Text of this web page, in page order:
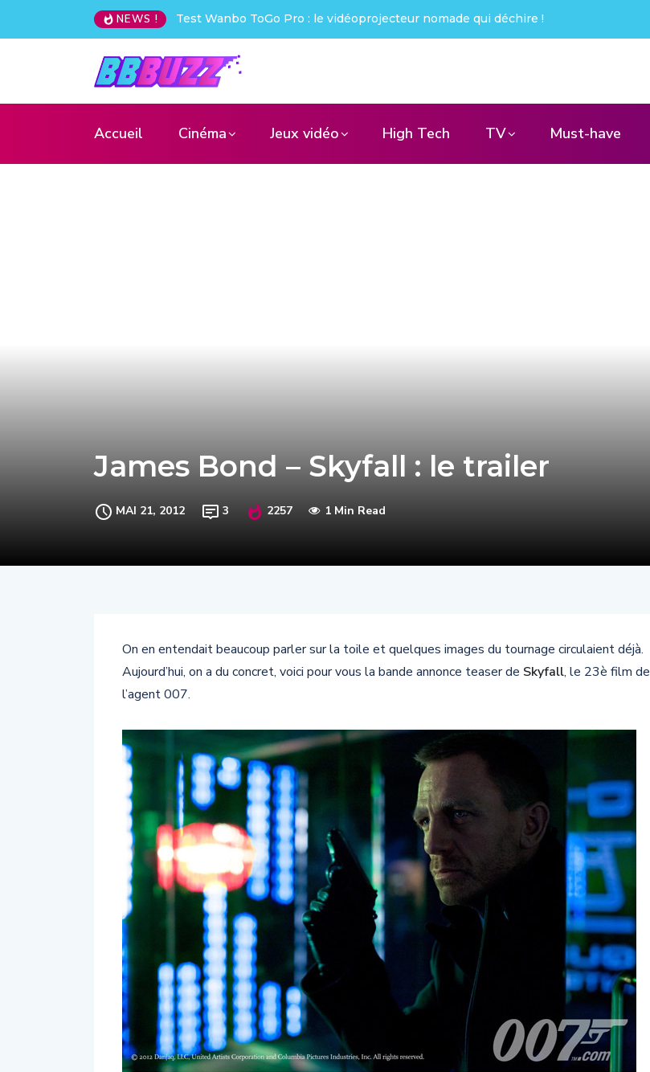
NEWS !
nomade qui déchire ! Creative Pebble X : j’ai été choqué !
Accueil Cinéma Jeux vidéo High Tech TV Must-have
James Bond – Skyfall : le trailer
MAI 21, 2012 3 2257 1 Min Read
On en entendait beaucoup parler sur la toile et quelques images du tournage circulaient déjà.
Aujourd’hui, on a du concret, voici pour vous la bande annonce teaser de Skyfall, le 23è film de
l’agent 007.